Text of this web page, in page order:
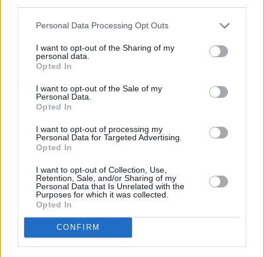
Personal Data Processing Opt Outs
I want to opt-out of the Sharing of my
personal data.
Opted In
I want to opt-out of the Sale of my
Personal Data.
Opted In
I want to opt-out of processing my
Personal Data for Targeted Advertising.
Opted In
I want to opt-out of Collection, Use,
Retention, Sale, and/or Sharing of my
Personal Data that Is Unrelated with the
Purposes for which it was collected.
Opted In
CONFIRM